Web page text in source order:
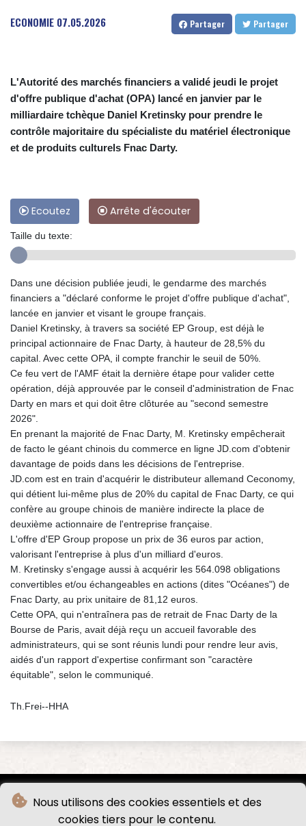
Nous utilisons des cookies essentiels et des
cookies tiers pour le contenu.
ECONOMIE 07.05.2026 Partager Partager
L'Autorité des marchés financiers a validé jeudi le projet
d'offre publique d'achat (OPA) lancé en janvier par le
milliardaire tchèque Daniel Kretinsky pour prendre le
contrôle majoritaire du spécialiste du matériel électronique
et de produits culturels Fnac Darty.
Ecoutez Arrête d'écouter
Taille du texte:
Dans une décision publiée jeudi, le gendarme des marchés
financiers a "déclaré conforme le projet d'offre publique d'achat",
lancée en janvier et visant le groupe français.
Daniel Kretinsky, à travers sa société EP Group, est déjà le
principal actionnaire de Fnac Darty, à hauteur de 28,5% du
capital. Avec cette OPA, il compte franchir le seuil de 50%.
Ce feu vert de l'AMF était la dernière étape pour valider cette
opération, déjà approuvée par le conseil d'administration de Fnac
Darty en mars et qui doit être clôturée au "second semestre
2026".
En prenant la majorité de Fnac Darty, M. Kretinsky empêcherait
de facto le géant chinois du commerce en ligne JD.com d'obtenir
davantage de poids dans les décisions de l'entreprise.
JD.com est en train d'acquérir le distributeur allemand Ceconomy,
qui détient lui-même plus de 20% du capital de Fnac Darty, ce qui
confère au groupe chinois de manière indirecte la place de
deuxième actionnaire de l'entreprise française.
L'offre d'EP Group propose un prix de 36 euros par action,
valorisant l'entreprise à plus d'un milliard d'euros.
M. Kretinsky s'engage aussi à acquérir les 564.098 obligations
convertibles et/ou échangeables en actions (dites "Océanes") de
Fnac Darty, au prix unitaire de 81,12 euros.
Cette OPA, qui n'entraînera pas de retrait de Fnac Darty de la
Bourse de Paris, avait déjà reçu un accueil favorable des
administrateurs, qui se sont réunis lundi pour rendre leur avis,
aidés d'un rapport d'expertise confirmant son "caractère
équitable", selon le communiqué.
Th.Frei--HHA